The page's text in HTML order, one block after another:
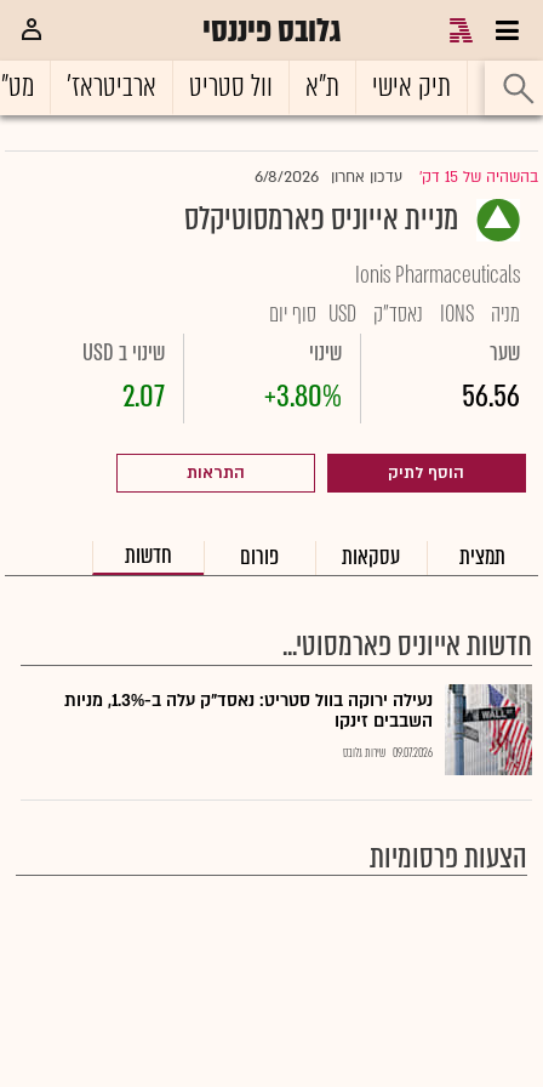
גלובס פיננסי
ראשי תיק אישי ת"א וול סטריט ארביטראז'
בהשהיה של 15 דק' |עדכון אחרון 6/8/2026
מניית אייוניס פארמסוטיקלס
Ionis Pharmaceuticals
מניה IONS נאסד"ק USD סוף יום
שער
56.56
שינוי
+3.80%
שינוי ב USD
2.07
הוסף לתיק התראות
תמצית עסקאות פורום חדשות
חדשות אייוניס פארמסוטי...
נעילה ירוקה בוול סטריט: נאסד"ק עלה ב-1.3%, מניות
השבבים זינקו
09.07.2026 שירות גלובס
הצעות פרסומיות